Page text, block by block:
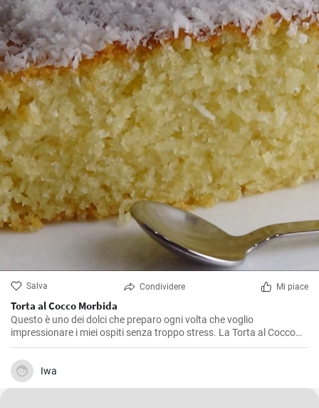
Salva Condividere Mi piace
Torta al Cocco Morbida
Questo è uno dei dolci che preparo ogni volta che voglio
impressionare i miei ospiti senza troppo stress. La Torta al Cocco
Morbida è un dolce dal sapore esotico e dalla consistenza soffice
che caterisce agli amanti del cocco in modo eccezionale. La sua
bellezza sta nella sua semplicità e in un gusto autentico di cocco
che è diventato un vero e proprio inno a questo frutto. Io la adoro e
Iwa